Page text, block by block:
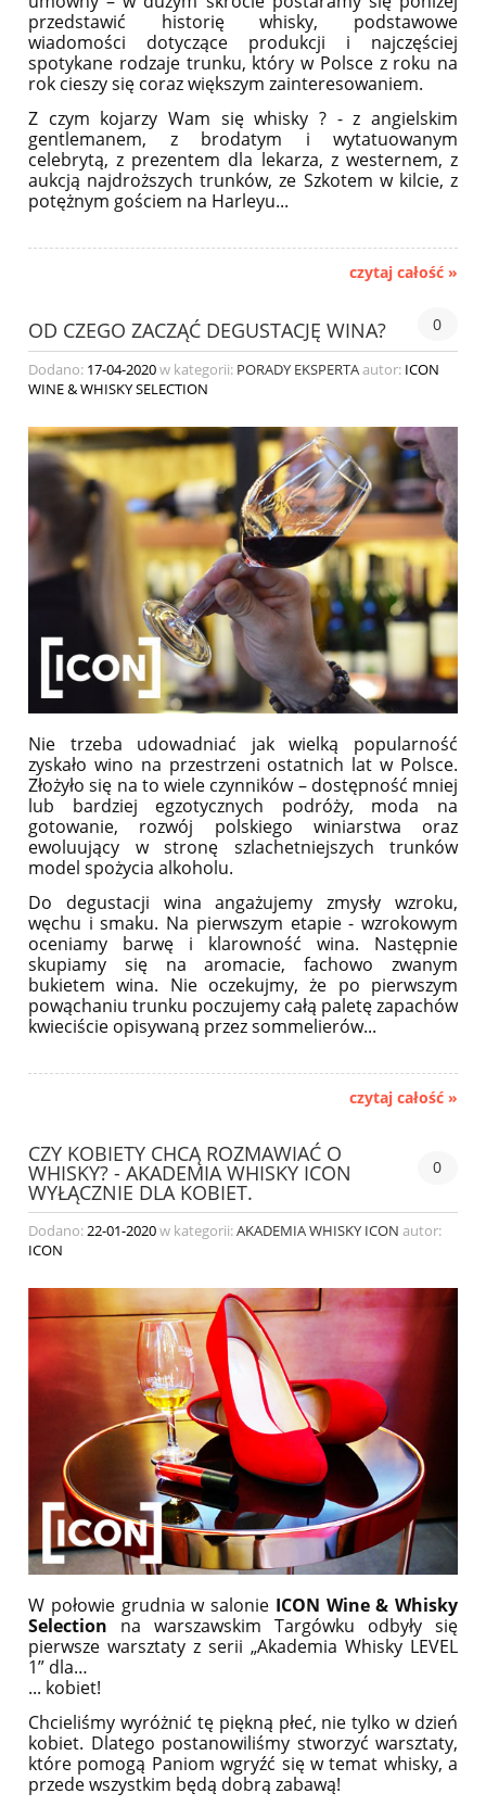
przedstawić historię whisky, podstawowe
wiadomości dotyczące produkcji i najczęściej
spotykane rodzaje trunku, który w Polsce z roku na
rok cieszy się coraz większym zainteresowaniem.
Z czym kojarzy Wam się whisky ? - z angielskim
gentlemanem, z brodatym i wytatuowanym
celebrytą, z prezentem dla lekarza, z westernem, z
aukcją najdroższych trunków, ze Szkotem w kilcie, z
potężnym gościem na Harleyu...
czytaj całość »
OD CZEGO ZACZĄĆ DEGUSTACJĘ WINA? 0
Dodano: 17-04-2020w kategorii: PORADY EKSPERTAautor: ICON
WINE & WHISKY SELECTION
Nie trzeba udowadniać jak wielką popularność
zyskało wino na przestrzeni ostatnich lat w Polsce.
Złożyło się na to wiele czynników – dostępność mniej
lub bardziej egzotycznych podróży, moda na
gotowanie, rozwój polskiego winiarstwa oraz
ewoluujący w stronę szlachetniejszych trunków
model spożycia alkoholu.
Do degustacji wina angażujemy zmysły wzroku,
węchu i smaku. Na pierwszym etapie - wzrokowym
oceniamy barwę i klarowność wina. Następnie
skupiamy się na aromacie, fachowo zwanym
bukietem wina. Nie oczekujmy, że po pierwszym
powąchaniu trunku poczujemy całą paletę zapachów
kwieciście opisywaną przez sommelierów...
czytaj całość »
CZY KOBIETY CHCĄ ROZMAWIAĆ O
WHISKY? - AKADEMIA WHISKY ICON
WYŁĄCZNIE DLA KOBIET.
0
Dodano:22-01-2020w kategorii:AKADEMIA WHISKY ICON autor:
ICON
W połowie grudnia w salonie ICON Wine & Whisky
Selection na warszawskim Targówku odbyły się
pierwsze warsztaty z serii „Akademia Whisky LEVEL
1” dla…
... kobiet!
Chcieliśmy wyróżnić tę piękną płeć, nie tylko w dzień
kobiet. Dlatego postanowiliśmy stworzyć warsztaty,
które pomogą Paniom wgryźć się w temat whisky, a
przede wszystkim będą dobrą zabawą!